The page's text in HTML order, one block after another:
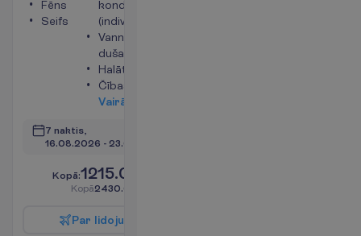
Fēns
Seifs
kondicionētājs
(individuālais)
Vanna vai
duša
Halāts
Čības
Vairā
7 naktis,
16.08.2026 - 23.08.2026
Kopā:1215.00
Kopā2430.00
Par lidoju